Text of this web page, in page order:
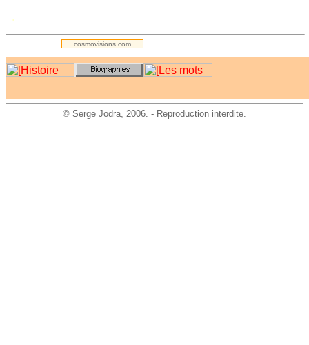
.
cosmovisions.com
© Serge Jodra, 2006. - Reproduction interdite.